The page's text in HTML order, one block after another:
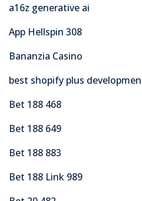
a16z generative ai
App Hellspin 308
Bananzia Casino
best shopify plus
Bet 188 468
Bet 188 649
Bet 188 883
Bet 188 Link 989